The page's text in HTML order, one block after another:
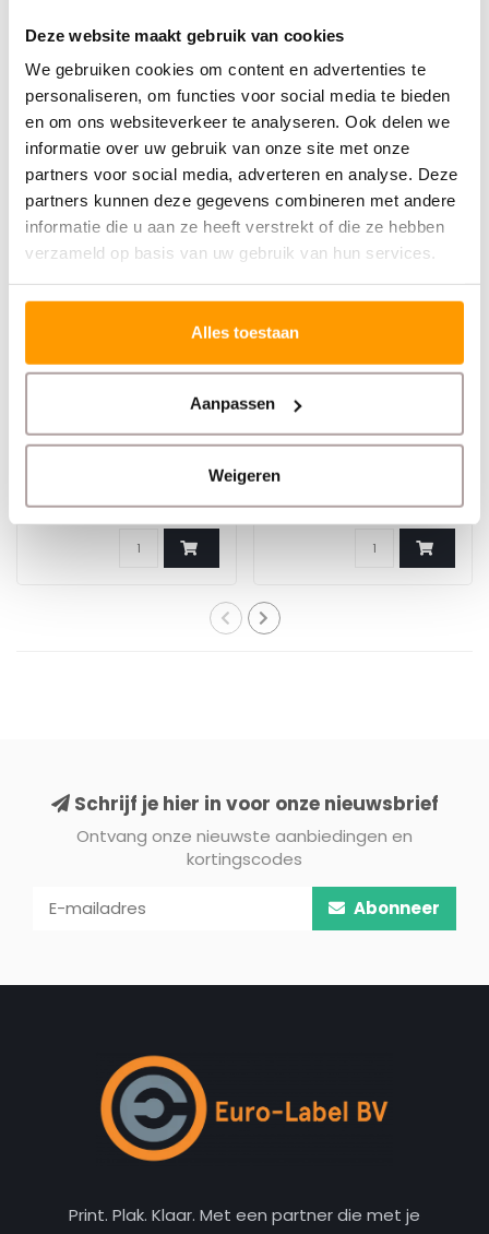
Deze website maakt gebruik van cookies
We gebruiken cookies om content en advertenties te
personaliseren, om functies voor social media te bieden
en om ons websiteverkeer te analyseren. Ook delen we
informatie over uw gebruik van onze site met onze
partners voor social media, adverteren en analyse. Deze
partners kunnen deze gegevens combineren met andere
informatie die u aan ze heeft verstrekt of die ze hebben
verzameld op basis van uw gebruik van hun services.
Alles toestaan
Aanpassen
Weigeren
Specificaties
Reviews
Gerelateerde producten
printer met USB en
€185,00
TM-m30III
€223,00
Schrijf je hier in voor onze nieuwsbrief
Ontvang onze nieuwste aanbiedingen en
kortingscodes
Abonneer
Print. Plak. Klaar. Met een partner die met je